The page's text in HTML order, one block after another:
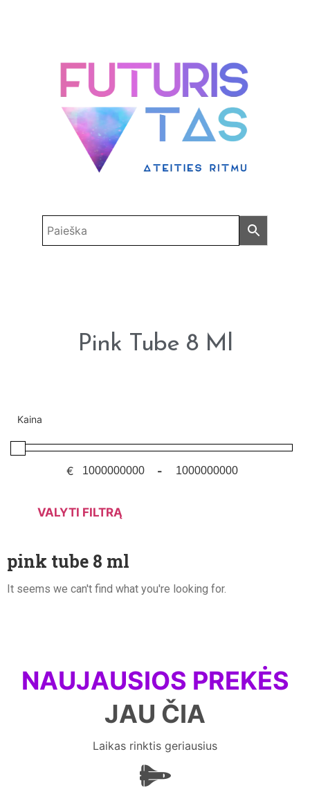
Pink Tube 8 Ml
Kaina
€ -
VALYTI FILTRĄ
pink tube 8 ml
It seems we can't find what you're looking for.
NAUJAUSIOS PREKĖS
JAU ČIA
Laikas rinktis geriausius